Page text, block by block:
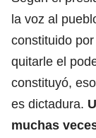
la voz al
constituido
quitarle el
constituyó,
es dictadura.
muchas